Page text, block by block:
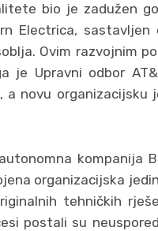
bio je zadužen
Electrica,
Ovim razvojnim
je Upravni odbor
novu organizacijsku
kompanija
organizacijska
tehničkih
postali su